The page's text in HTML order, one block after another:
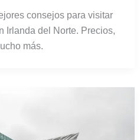
consejos para visitar
Irlanda del Norte. Precios,
más.